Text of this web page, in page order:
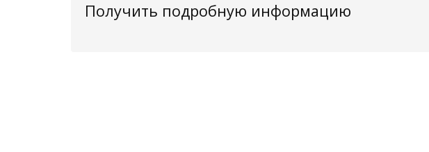
Получить подробную информацию